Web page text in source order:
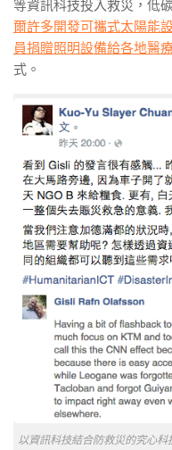
等資訊科技投入救災，低
爾許多開發可攜式太陽能
員捐贈照明設備給各地醫
式。
以資訊科技結合防救災的究心